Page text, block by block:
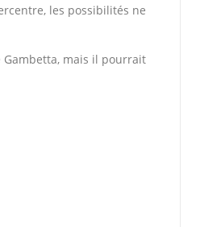
les possibilités ne
Gambetta, mais il pourrait